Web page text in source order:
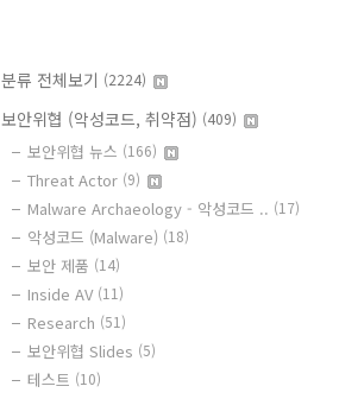
분류 전체보기 (2224)
보안위협 (악성코드, 취약점) (409)
보안위협 뉴스 (166)
Threat Actor (9)
Malware Archaeology - 악성코드 .. (17)
악성코드 (Malware) (18)
보안 제품 (14)
Inside AV (11)
Research (51)
보안위협 Slides (5)
테스트 (10)